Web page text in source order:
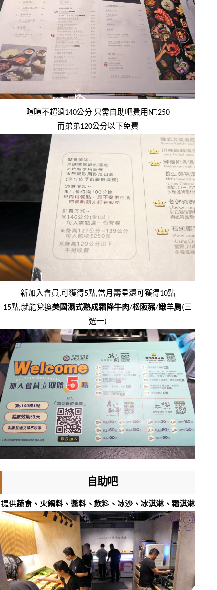
暄暄不超過140公分,只需自助吧費用NT.250
而弟弟120公分以下免費
新加入會員,可獲得5點,當月壽星還可獲得10點
15點,就能兌換美國濕式熟成霜降牛肉/松阪豬/嫩羊肩(三
選一)
自助吧
提供蔬食、火鍋料、醬料、飲料、冰沙、冰淇淋、霜淇淋